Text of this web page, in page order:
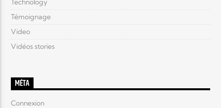
Technology
Témoignage
Video
Vidéos stories
MÉTA
Connexion